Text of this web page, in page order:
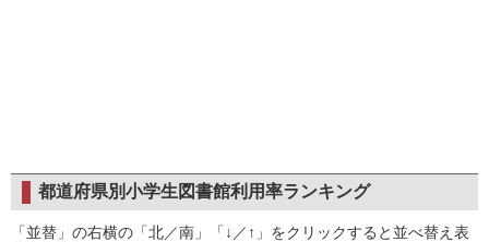
都道府県別小学生図書館利用率ランキング
「並替」の右横の「北／南」「↓／↑」をクリックすると並べ替え表